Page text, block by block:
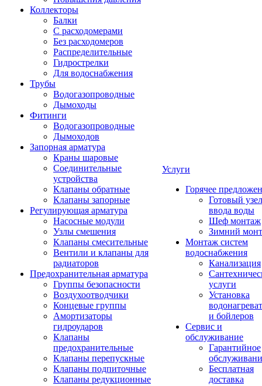
Коллекторы
Балки
С расходомерами
Без расходомеров
Распределительные
Гидрострелки
Для водоснабжения
Трубы
Водогазопроводные
Дымоходы
Фитинги
Водогазопроводные
Дымоходов
Запорная арматура
Краны шаровые
Соединительные
устройства
Клапаны обратные
Клапаны запорные
Регулирующая арматура
Насосные модули
Узлы смешения
Клапаны смесительные
Вентили и клапаны для
радиаторов
Предохранительная арматура
Группы безопасности
Воздухоотводчики
Концевые группы
Амортизаторы
гидроударов
Клапаны
предохранительные
Клапаны перепускные
Клапаны подпиточные
Клапаны редукционные
Услуги
Горячее
Готовый узел
ввода воды
Шеф монтаж
Зимний
Монтаж систем
водоснабжения
Канализация
услуги
Установка
и бойлеров
Сервис и
обслуживание
Гарантийное
Бесплатная
доставка